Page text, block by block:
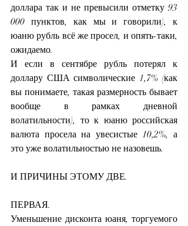
доллара так и не превысили отметку 93
000 пунктов, как мы и говорили), к
юаню рубль всё же просел, и опять-таки,
ожидаемо.
И если в сентябре рубль потерял к
доллару США символические 1,7% (как
вы понимаете, такая размерность бывает
вообще в рамках дневной
волатильности), то к юаню российская
валюта просела на увесистые 10,2%, а
это уже волатильностью не назовешь.
И ПРИЧИНЫ ЭТОМУ ДВЕ.
ПЕРВАЯ.
Уменьшение дисконта юаня, торгуемого